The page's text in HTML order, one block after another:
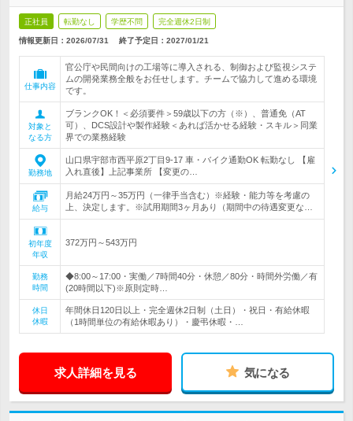
正社員 転勤なし 学歴不問 完全週休2日制
情報更新日：2026/07/31 終了予定日： 2027/01/21
仕事内容
官公庁や民間向けの工場等に導入される、制御および監視システ
ムの開発業務全般をお任せします。チームで協力して進める環境
です。
対象と
なる方
ブランクOK！＜必須要件＞59歳以下の方（※）、普通免（AT
可）、DCS設計や製作経験＜あれば活かせる経験・スキル＞同業
界での業務経験
勤務地
山口県宇部市西平原2丁目9‐17 車・バイク通勤OK 転勤なし 【雇
入れ直後】上記事業所 【変更の…
給与
月給24万円～35万円（一律手当含む）※経験・能力等を考慮の
上、決定します。※試用期間3ヶ月あり（期間中の待遇変更な…
初年度
年収
372万円～543万円
勤務
時間
◆8:00～17:00・実働／7時間40分・休憩／80分・時間外労働／有
(20時間以下)※原則定時…
休日
休暇
年間休日120日以上・完全週休2日制（土日）・祝日・有給休暇
（1時間単位の有給休暇あり）・慶弔休暇・…
求人詳細を見る 気になる